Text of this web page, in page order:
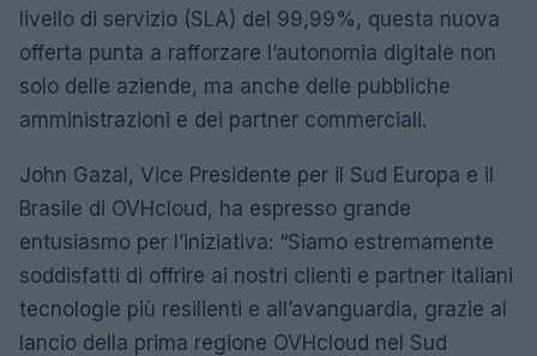
livello di servizio (SLA) del 99,99%, questa nuova
offerta punta a rafforzare l’autonomia digitale non
solo delle aziende, ma anche delle pubbliche
amministrazioni e dei partner commerciali.
John Gazal, Vice Presidente per il Sud Europa e il
Brasile di OVHcloud, ha espresso grande
entusiasmo per l’iniziativa: “Siamo estremamente
soddisfatti di offrire ai nostri clienti e partner italiani
tecnologie più resilienti e all’avanguardia, grazie al
lancio della prima regione OVHcloud nel Sud